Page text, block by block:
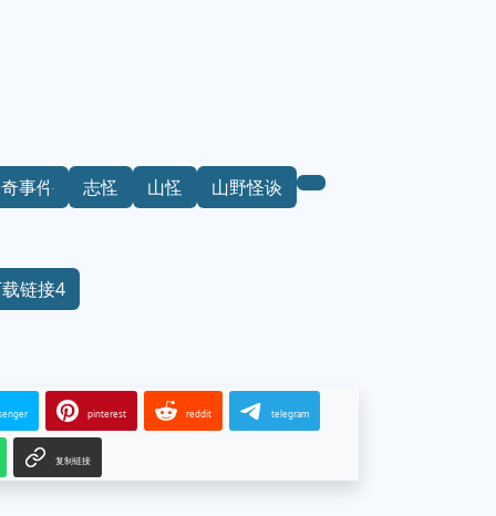
事件 志怪 山怪 山野怪谈
链接4
pinterest reddit telegram
复制链接